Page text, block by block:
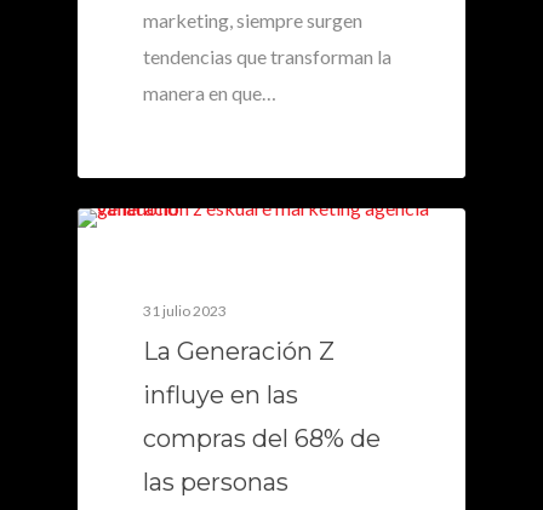
marketing, siempre surgen
tendencias que transforman la
manera en que…
31 julio 2023
La Generación Z
influye en las
compras del 68% de
las personas